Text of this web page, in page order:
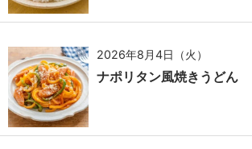
2026年8月4日（火）
ナポリタン風焼きうどん